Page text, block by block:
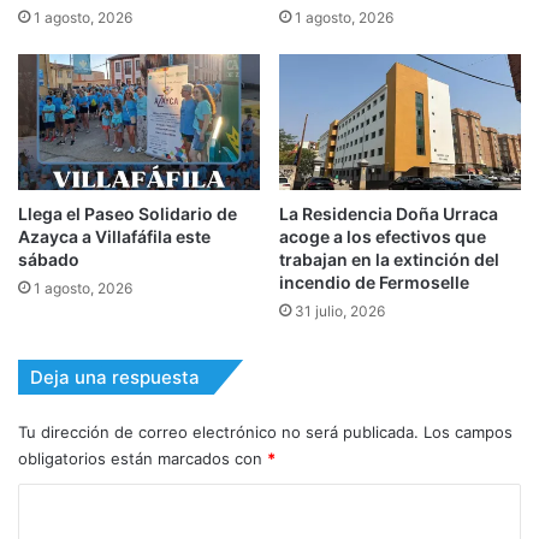
1 agosto, 2026 1 agosto, 2026
Llega el Paseo Solidario de
Azayca a Villafáfila este
sábado
1 agosto, 2026
La Residencia Doña Urraca
acoge a los efectivos que
trabajan en la extinción del
incendio de Fermoselle
31 julio, 2026
Deja una respuesta
Tu dirección de correo electrónico no será publicada. Los campos
obligatorios están marcados con *